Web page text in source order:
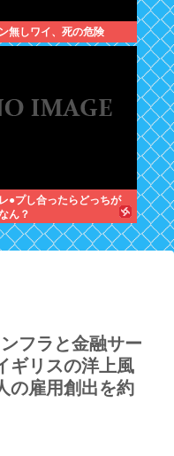
無しワイ、死の危険
●プし合ったらどっちが
ん？
フラと金融サー
ギリスの洋上風
の雇用創出を約